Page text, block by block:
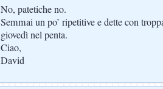
No, patetiche no.
Semmai un po’ ripetitive e dette con
giovedì nel penta.
Ciao,
David